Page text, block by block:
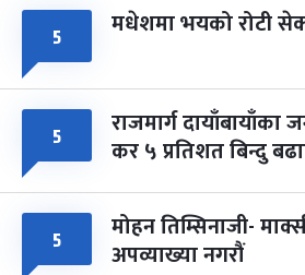
५ मधेशमा भयको रोटी
५ राजमार्ग दायाँबायाँका
कर ५ प्रतिशत बिन्दु
५ मोहन तिम्सिनाजी-
अपव्याख्या नगरौं